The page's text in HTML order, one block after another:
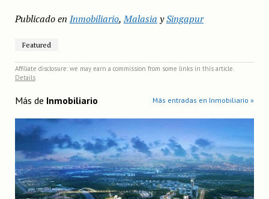
Publicado en Inmobiliario,Malasia ySingapur
Featured
Affiliate disclosure: we may earn a commission from some links in this article.
Details
Más de Inmobiliario Más entradas en Inmobiliario »